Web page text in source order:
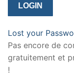
Lost your
Pas encore de
gratuitement et
!